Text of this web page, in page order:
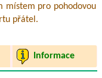
místem pro pohodovou
přátel.
Informace